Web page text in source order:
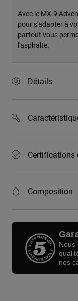
Avec le MX-9
pour s'adapter à
partout vous
l'asphalte.
Détails
Certifications
Composition
Nous
nos